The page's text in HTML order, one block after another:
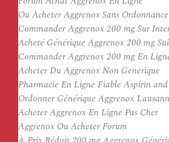
Ou Acheter Aggrenox Sans
Commander Aggrenox 200 mg Sur
Acheté Générique Aggrenox 200 mg
Commander Aggrenox 200 mg En
Acheter Du Aggrenox Non Generique
Pharmacie En Ligne Fiable Aspirin
Ordonner Générique Aggrenox
Acheter Aggrenox En Ligne Pas Cher
Aggrenox Ou Acheter Forum